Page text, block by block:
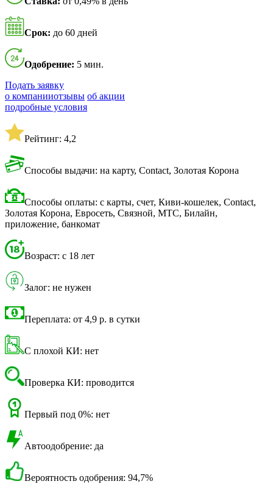
Срок: до 60 дней
Одобрение: 5 мин.
Подать заявку
о компанииотзывы об акции
подробные условия
Рейтинг: 4,2
Способы выдачи: на карту, Contact, Золотая Корона
Способы оплаты: с карты, счет, Киви-кошелек, Contact,
Золотая Корона, Евросеть, Связной, МТС, Билайн,
приложение, банкомат
Возраст: с 18 лет
Залог: не нужен
Переплата: от 4,9 р. в сутки
С плохой КИ: нет
Проверка КИ: проводится
Первый под 0%: нет
Автоодобрение: да
Вероятность одобрения: 94,7%